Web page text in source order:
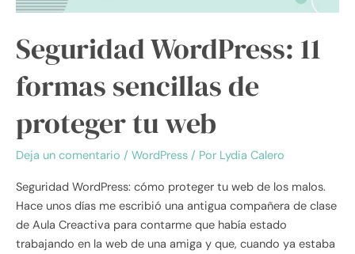
Seguridad WordPress: 11
formas sencillas de
proteger tu web
Deja un comentario / WordPress / Por Lydia Calero
Seguridad WordPress: cómo proteger tu web de los malos.
Hace unos días me escribió una antigua compañera de clase
de Aula Creactiva para contarme que había estado
trabajando en la web de una amiga y que, cuando ya estaba